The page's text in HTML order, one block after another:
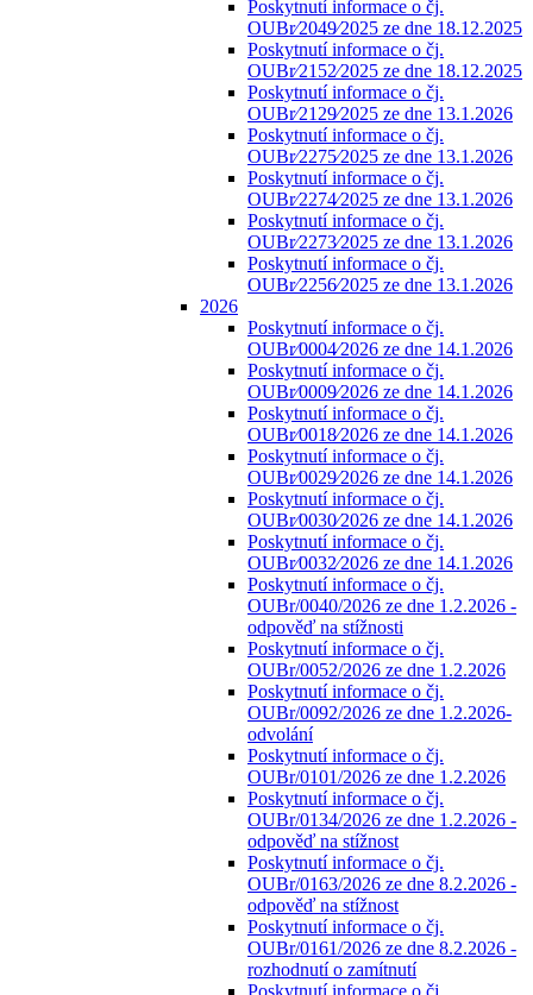
Poskytnutí informace o čj.
OUBr⁄2049⁄2025 ze dne 18.12.2025
Poskytnutí informace o čj.
OUBr⁄2152⁄2025 ze dne 18.12.2025
Poskytnutí informace o čj.
OUBr⁄2129⁄2025 ze dne 13.1.2026
Poskytnutí informace o čj.
OUBr⁄2275⁄2025 ze dne 13.1.2026
Poskytnutí informace o čj.
OUBr⁄2274⁄2025 ze dne 13.1.2026
Poskytnutí informace o čj.
OUBr⁄2273⁄2025 ze dne 13.1.2026
Poskytnutí informace o čj.
OUBr⁄2256⁄2025 ze dne 13.1.2026
2026
Poskytnutí informace o čj.
OUBr⁄0004⁄2026 ze dne 14.1.2026
Poskytnutí informace o čj.
OUBr⁄0009⁄2026 ze dne 14.1.2026
Poskytnutí informace o čj.
OUBr⁄0018⁄2026 ze dne 14.1.2026
Poskytnutí informace o čj.
OUBr⁄0029⁄2026 ze dne 14.1.2026
Poskytnutí informace o čj.
OUBr⁄0030⁄2026 ze dne 14.1.2026
Poskytnutí informace o čj.
OUBr⁄0032⁄2026 ze dne 14.1.2026
Poskytnutí informace o čj.
OUBr/0040/2026 ze dne 1.2.2026 -
odpověď na stížnosti
Poskytnutí informace o čj.
OUBr/0052/2026 ze dne 1.2.2026
Poskytnutí informace o čj.
OUBr/0092/2026 ze dne 1.2.2026-
odvolání
Poskytnutí informace o čj.
OUBr/0101/2026 ze dne 1.2.2026
Poskytnutí informace o čj.
OUBr/0134/2026 ze dne 1.2.2026 -
odpověď na stížnost
Poskytnutí informace o čj.
OUBr/0163/2026 ze dne 8.2.2026 -
odpověď na stížnost
Poskytnutí informace o čj.
OUBr/0161/2026 ze dne 8.2.2026 -
rozhodnutí o zamítnutí
Poskytnutí informace o čj.